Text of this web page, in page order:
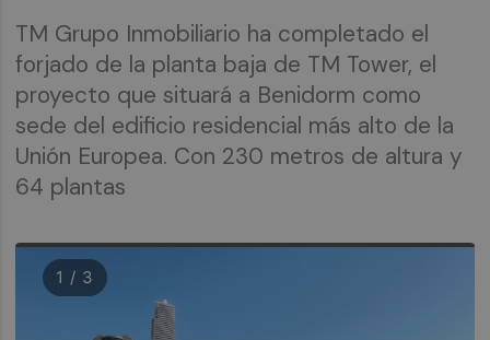
TM Grupo Inmobiliario ha completado el
forjado de la planta baja de TM Tower, el
proyecto que situará a Benidorm como
sede del edificio residencial más alto de la
Unión Europea. Con 230 metros de altura y
64 plantas
1 / 3